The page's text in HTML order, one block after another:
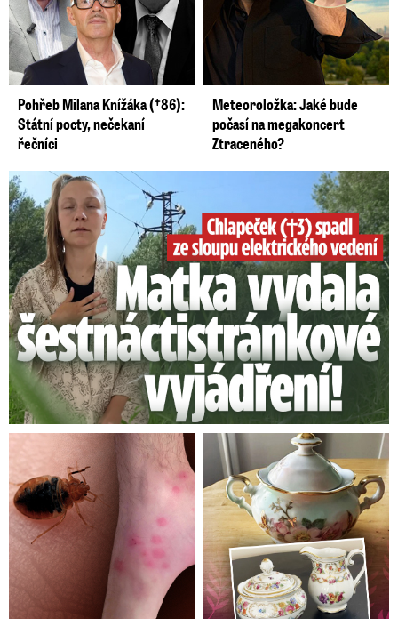
Pohřeb Milana Knížáka (†86):
Státní pocty, nečekaní
řečníci
Meteoroložka: Jaké bude
počasí na megakoncert
Ztraceného?
Smrtelný pád chlapce: Matka vydala vyjádření na 16 stran